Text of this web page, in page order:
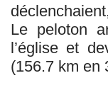
Le peloton
l’église et
(156.7 km en